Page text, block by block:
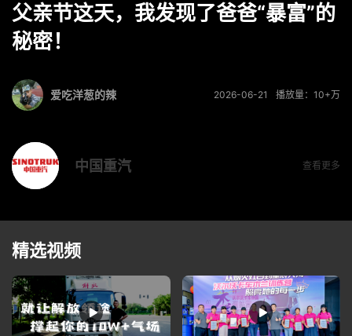
父亲节这天，我发现了爸爸“暴富”的
秘密！
播放量：10+万
2026-06-21
爱吃洋葱的辣
中国重汽 查看更多
精选视频